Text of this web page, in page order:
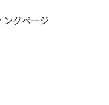
グページ